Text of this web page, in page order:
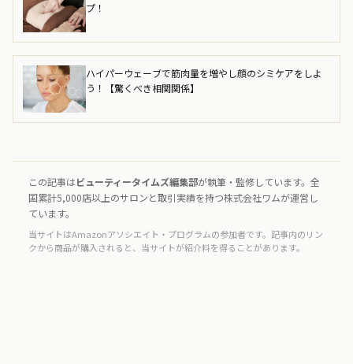
プ！
ハイパーウェーブで筋肉量を増やし顔のシミケアをしよ
う！【驚くべき相関関係】
この記事はビューティータイムズ編集部が執筆・監修しています。全
国累計5,000店以上のサロンと取引実績を持つ株式会社ワムが運営し
ています。
当サイトはAmazonアソシエイト・プログラムの参加者です。記事内のリン
クから商品が購入されると、当サイトが紹介料を得ることがあります。